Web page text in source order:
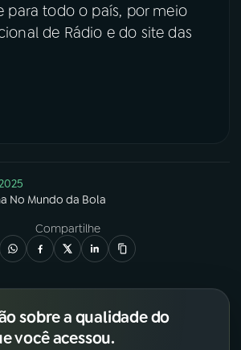
para todo o país, por meio
de Rádio e do site das
No Mundo da Bola
Compartilhe
sobre a qualidade do
você acessou.